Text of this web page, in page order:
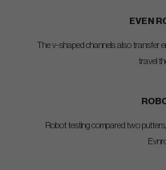
EVEN
The v-shaped channels also transfer
travel
Robot testing compared two